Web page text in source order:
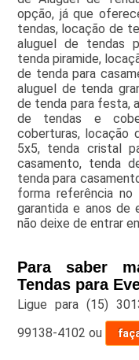
opção, já que
tendas, locação de
aluguel de tendas
tenda piramide,
de tenda para
aluguel de tenda
de tenda para festa,
de tendas e
coberturas, locação
5x5, tenda cristal
casamento, tenda
tenda para
forma referência no
garantida e anos de
não deixe de entrar
Para saber
Tendas para
Ligue para(15)
99138-4102 ou